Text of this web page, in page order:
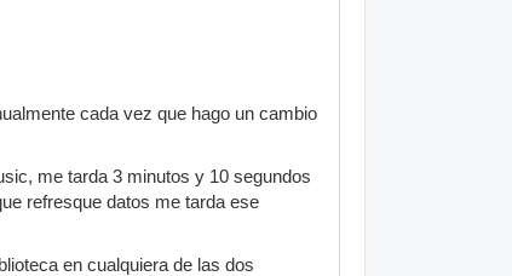
cada vez que hago un cambio
me tarda 3 minutos y 10 segundos
refresque datos me tarda ese
en cualquiera de las dos